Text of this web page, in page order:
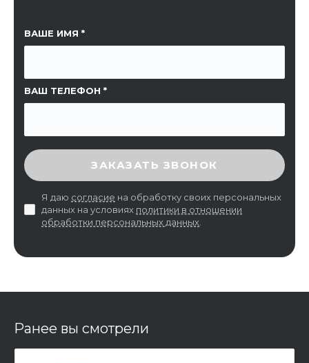
ВАШЕ ИМЯ
ВАШ ТЕЛЕФОН
ССЫЛКА НА СТРАНИЦУ
ВВЕДИТЕ ПРОВЕРОЧНЫЙ КОД
ЗАКАЗАТЬ ЗВОНОК
Я даю согласие на обработку своих персональных
данных на условиях политики в отношении
обработки персональных данных
Ранее вы смотрели